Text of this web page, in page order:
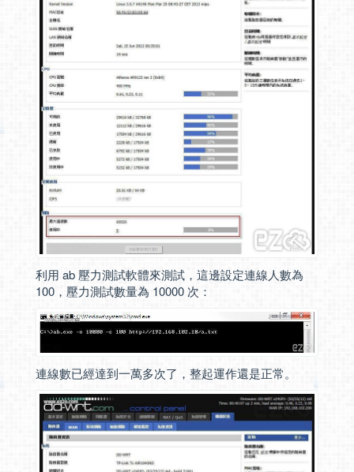
利用 ab 壓力測試軟體來測試，這邊設定連線人數為
100，壓力測試數量為 10000 次：
連線數已經達到一萬多次了，整起運作還是正常。